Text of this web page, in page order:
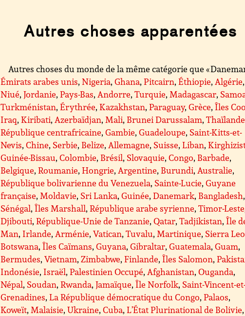
Autres choses apparentées
Autres choses du monde de la même catégorie que «
Émirats arabes unis,Nigeria,Ghana,Pitcairn,Éthiopie,Algérie,
Niué,Jordanie,Pays-Bas,Andorre,Turquie,Madagascar,
Turkménistan,Érythrée,Kazakhstan,Paraguay,Grèce,Îles
Iraq,Kiribati,Azerbaïdjan,Mali, Brunei Darussalam,Thaïlande
République centrafricaine,Gambie,Guadeloupe, Saint-Kitts-et-
Nevis,Chine, Serbie, Belize,Allemagne, Suisse,Liban,
Guinée-Bissau,Colombie, Brésil, Slovaquie,Congo, Barbade,
Belgique,Roumanie,Hongrie,Argentine, Burundi,Australie,
République bolivarienne du Venezuela, Sainte-Lucie,Guyane
française,Moldavie, Sri Lanka,Guinée,Danemark, Bangladesh,
Sénégal,Îles Marshall,République arabe syrienne,Timor-Leste
Djibouti,République-Unie de Tanzanie,Qatar,Tadjikistan,Île
Man, Irlande,Arménie,Vatican,Tuvalu,Martinique, Sierra
Botswana,Îles Caïmans,Guyana,Gibraltar,Guatemala,Guam,
Bermudes,Vietnam,Zimbabwe,Finlande,Îles Salomon,
Indonésie, Israël,Palestinien Occupé,Afghanistan,Ouganda,
Népal, Soudan,Rwanda,Jamaïque,Île Norfolk, Saint-Vincent-
Grenadines,La République démocratique du Congo,Palaos,
Koweït,Malaisie,Ukraine,Cuba,L’État Plurinational de Bolivie,